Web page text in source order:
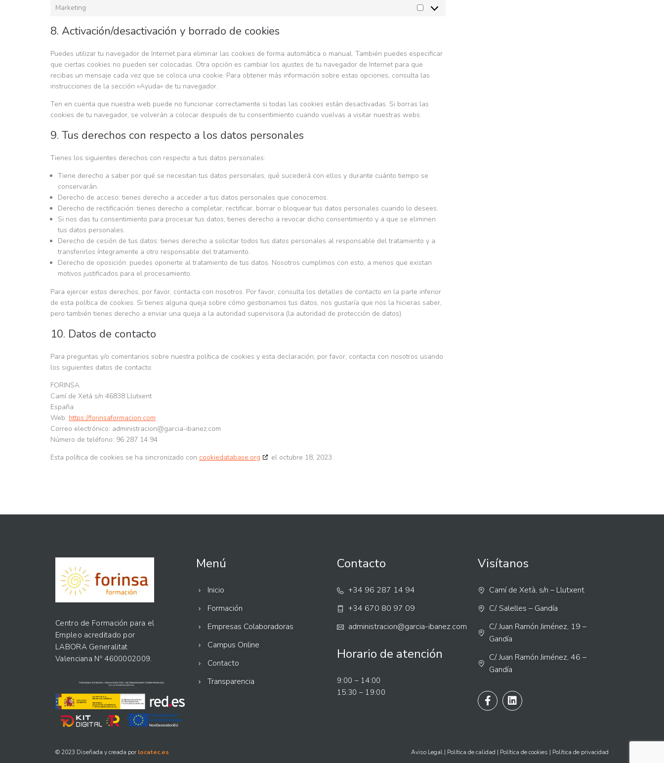
Marketing
8. Activación/desactivación y borrado de cookies
Puedes utilizar tu navegador de Internet para eliminar las cookies de forma automática o manual. También puedes especificar
que ciertas cookies no pueden ser colocadas. Otra opción es cambiar los ajustes de tu navegador de Internet para que
recibas un mensaje cada vez que se coloca una cookie. Para obtener más información sobre estas opciones, consulta las
instrucciones de la sección «Ayuda» de tu navegador.
Ten en cuenta que nuestra web puede no funcionar correctamente si todas las cookies están desactivadas. Si borras las
cookies de tu navegador, se volverán a colocar después de tu consentimiento cuando vuelvas a visitar nuestras webs.
9. Tus derechos con respecto a los datos personales
Tienes los siguientes derechos con respecto a tus datos personales:
Tiene derecho a saber por qué se necesitan tus datos personales, qué sucederá con ellos y durante cuánto tiempo se
conservarán.
Derecho de acceso: tienes derecho a acceder a tus datos personales que conocemos.
Derecho de rectificación: tienes derecho a completar, rectificar, borrar o bloquear tus datos personales cuando lo desees.
Si nos das tu consentimiento para procesar tus datos, tienes derecho a revocar dicho consentimiento y a que se eliminen
tus datos personales.
Derecho de cesión de tus datos: tienes derecho a solicitar todos tus datos personales al responsable del tratamiento y a
transferirlos íntegramente a otro responsable del tratamiento.
Derecho de oposición: puedes oponerte al tratamiento de tus datos. Nosotros cumplimos con esto, a menos que existan
motivos justificados para el procesamiento.
Para ejercer estos derechos, por favor, contacta con nosotros. Por favor, consulta los detalles de contacto en la parte inferior
de esta política de cookies. Si tienes alguna queja sobre cómo gestionamos tus datos, nos gustaría que nos la hicieras saber,
pero también tienes derecho a enviar una queja a la autoridad supervisora (la autoridad de protección de datos).
10. Datos de contacto
Para preguntas y/o comentarios sobre nuestra política de cookies y esta declaración, por favor, contacta con nosotros usando
los siguientes datos de contacto:
FORINSA
Camí de Xetá s/n 46838 Llutxent
España
Web: https://forinsaformacion.com
Correo electrónico: moc.zenabi-aicrag@noicartsinimda
Número de teléfono: 96 287 14 94
Esta política de cookies se ha sincronizado con cookiedatabase.org el octubre 18, 2023.
Centro de Formación para el
Empleo acreditado por
LABORA Generalitat
Valenciana Nº 4600002009.
Menú
Inicio
Formación
Empresas Colaboradoras
Campus Online
Contacto
Transparencia
Contacto
+34 96 287 14 94
+34 670 80 97 09
administracion@garcia-ibanez.com
Horario de atención
9:00 – 14:00
15:30 – 19:00
Visítanos
Camí de Xetà, s/n – Llutxent
C/. Salelles – Gandía
C/. Juan Ramón Jiménez, 19 –
Gandía
C/. Juan Ramón Jiménez, 46 –
Gandía
© 2023 Diseñada y creada por locatec.es Aviso Legal | Política de calidad | Política de cookies | Política de privacidad